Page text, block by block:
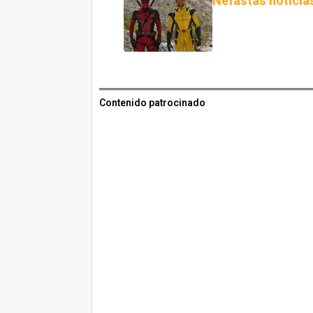
Contenido patrocinado